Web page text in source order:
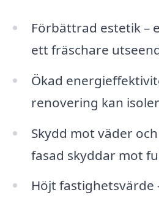
Förbättrad estetik –
ett fräschare
Ökad
renovering kan
Skydd mot väder
fasad skyddar mot
Höjt fastighetsvärde